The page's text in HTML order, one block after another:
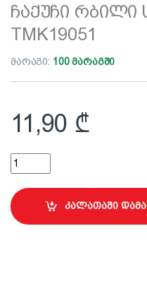
ჩაქუჩი
TMK19051
მარაგი: 100 მარაგში
11,90 ₾
ჩაქუჩი რბილი სახელურით
კალათაში